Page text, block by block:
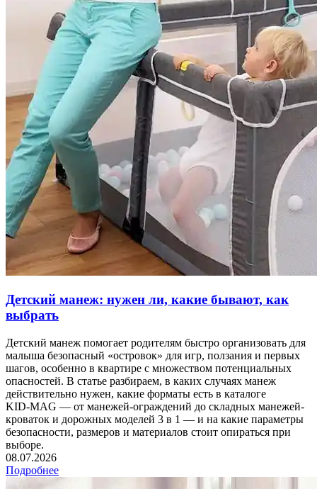
Детский манеж: нужен ли, какие бывают, как
выбрать
Детский манеж помогает родителям быстро организовать для
малыша безопасный «островок» для игр, ползания и первых
шагов, особенно в квартире с множеством потенциальных
опасностей. В статье разбираем, в каких случаях манеж
действительно нужен, какие форматы есть в каталоге
KID‑MAG — от манежей-ограждений до складных манежей-
кроваток и дорожных моделей 3 в 1 — и на какие параметры
безопасности, размеров и материалов стоит опираться при
выборе.
08.07.2026
Подробнее